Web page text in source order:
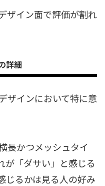
ザイン面で評価が割れ
詳細
ザインにおいて特に意
長かつメッシュタイ
が「ダサい」と感じる
じるかは見る人の好み